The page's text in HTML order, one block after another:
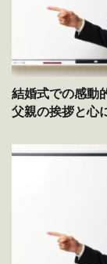
結婚式での感動
父親の挨拶と心